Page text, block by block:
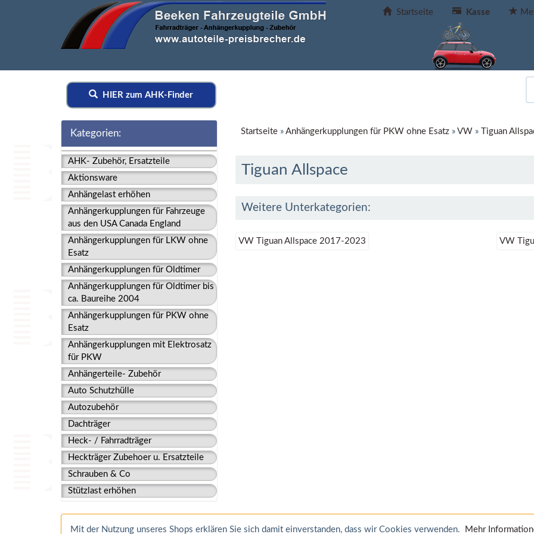
Startseite Kasse
HIER zum AHK-Finder
Kategorien:
AHK- Zubehör, Ersatzteile
Aktionsware
Anhängelast erhöhen
Anhängerkupplungen für Fahrzeuge
aus den USA Canada England
Anhängerkupplungen für LKW ohne
Esatz
Anhängerkupplungen für Oldtimer
Anhängerkupplungen für Oldtimer bis
ca. Baureihe 2004
Anhängerkupplungen für PKW ohne
Esatz
Anhängerkupplungen mit Elektrosatz
für PKW
Anhängerteile- Zubehör
Auto Schutzhülle
Autozubehör
Dachträger
Heck- / Fahrradträger
Heckträger Zubehoer u. Ersatzteile
Schrauben & Co
Stützlast erhöhen
Startseite» Anhängerkupplungen für PKW ohne Esatz» VW » Tiguan
Tiguan Allspace
Weitere Unterkategorien:
VW Tiguan Allspace 2017-2023 VW
Mit der Nutzung unseres Shops erklären Sie sich damit einverstanden, dass wir Cookies verwenden. Mehr